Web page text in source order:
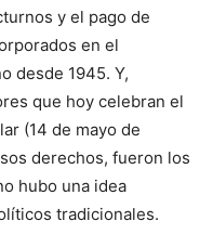
y el pago de
en el
desde 1945. Y,
que hoy celebran el
(14 de mayo de
derechos, fueron los
hubo una idea
tradicionales.